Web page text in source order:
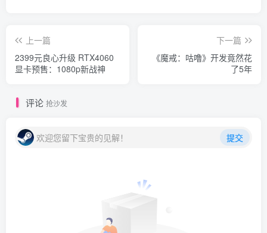
上一篇
2399元良心升级 RTX4060
显卡预售：1080p新战神
下一篇
《魔戒：咕噜》开发竟然花
了5年
评论 抢沙发
欢迎您留下宝贵的见解！ 提交